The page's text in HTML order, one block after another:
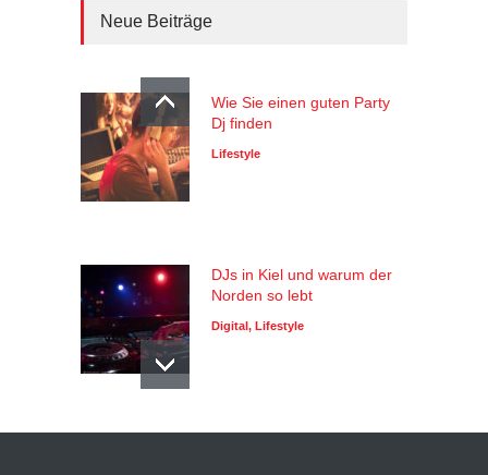
Neue Beiträge
Wie Sie einen guten Party
Dj finden
Lifestyle
DJs in Kiel und warum der
Norden so lebt
Digital, Lifestyle